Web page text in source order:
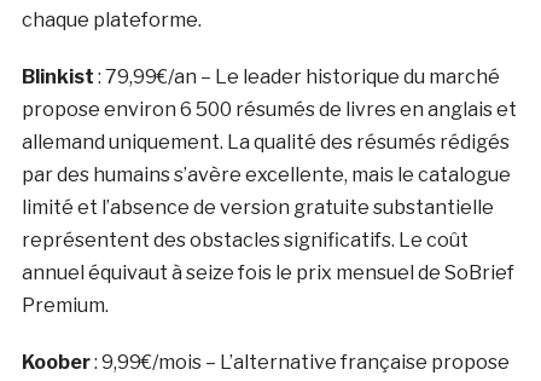
chaque plateforme.
Blinkist : 79,99€/an – Le leader historique du marché
propose environ 6 500 résumés de livres en anglais et
allemand uniquement. La qualité des résumés rédigés
par des humains s’avère excellente, mais le catalogue
limité et l’absence de version gratuite substantielle
représentent des obstacles significatifs. Le coût
annuel équivaut à seize fois le prix mensuel de SoBrief
Premium.
Koober: 9,99€/mois– L’alternative française propose